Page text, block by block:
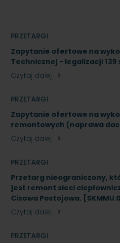
PRZETARGI
Zapytanie ofertowe na
Technicznej - legalizacji 139
Czytaj dalej
PRZETARGI
Zapytanie ofertowe na
remontowych (naprawa
Czytaj dalej
PRZETARGI
Przetarg nieograniczony,
jest remont sieci
Cisowa Postojowa.
Czytaj dalej
PRZETARGI